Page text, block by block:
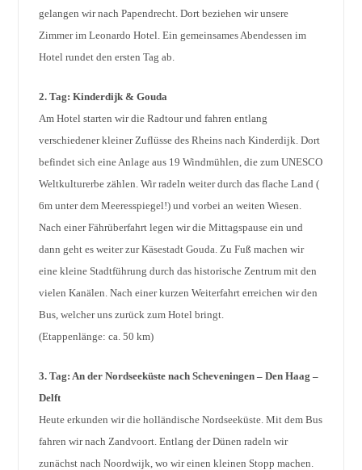
gelangen wir nach Papendrecht. Dort beziehen wir unsere
Zimmer im Leonardo Hotel. Ein gemeinsames Abendessen im
Hotel rundet den ersten Tag ab.
2. Tag: Kinderdijk & Gouda
Am Hotel starten wir die Radtour und fahren entlang
verschiedener kleiner Zuflüsse des Rheins nach Kinderdijk. Dort
befindet sich eine Anlage aus 19 Windmühlen, die zum UNESCO
Weltkulturerbe zählen. Wir radeln weiter durch das flache Land (
6m unter dem Meeresspiegel!) und vorbei an weiten Wiesen.
Nach einer Fährüberfahrt legen wir die Mittagspause ein und
dann geht es weiter zur Käsestadt Gouda. Zu Fuß machen wir
eine kleine Stadtführung durch das historische Zentrum mit den
vielen Kanälen. Nach einer kurzen Weiterfahrt erreichen wir den
Bus, welcher uns zurück zum Hotel bringt.
(Etappenlänge: ca. 50 km)
3. Tag: An der Nordseeküste nach Scheveningen – Den Haag –
Delft
Heute erkunden wir die holländische Nordseeküste. Mit dem Bus
fahren wir nach Zandvoort. Entlang der Dünen radeln wir
zunächst nach Noordwijk, wo wir einen kleinen Stopp machen.